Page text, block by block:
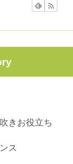
きお役立ち
ス